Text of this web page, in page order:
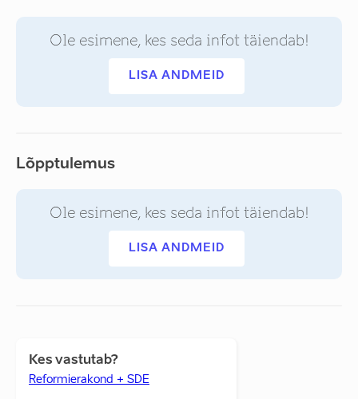
Ole esimene, kes seda infot täiendab!
LISA ANDMEID
Lõpptulemus
Ole esimene, kes seda infot täiendab!
LISA ANDMEID
Kes vastutab?
Reformierakond + SDE